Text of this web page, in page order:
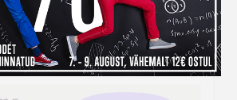
protsess on lihtne –
ostukorvis tuleb makseviisiks valida
ning seejärel täita kõik vajalikud